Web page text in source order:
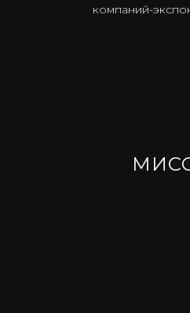
компаний-